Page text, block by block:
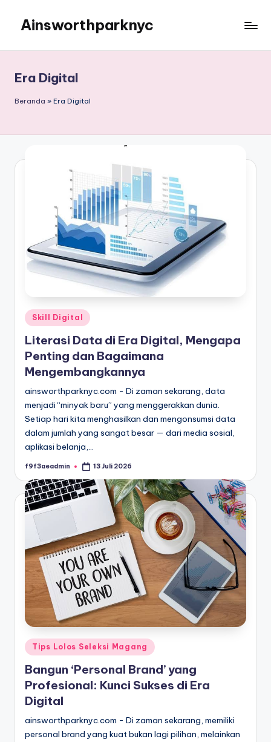
content
Ainsworthparknyc
Era Digital
Beranda » Era Digital
Posted
in
Skill Digital
Literasi Data di Era Digital, Mengapa
Penting dan Bagaimana
Mengembangkannya
ainsworthparknyc.com - Di zaman sekarang, data
menjadi “minyak baru” yang menggerakkan dunia.
Setiap hari kita menghasilkan dan mengonsumsi data
dalam jumlah yang sangat besar — dari media sosial,
aplikasi belanja,…
Posted
f9f3aeadmin 13 Juli 2026
Posted
in
Tips Lolos Seleksi Magang
Bangun ‘Personal Brand’ yang
Profesional: Kunci Sukses di Era
Digital
ainsworthparknyc.com - Di zaman sekarang, memiliki
personal brand yang kuat bukan lagi pilihan, melainkan